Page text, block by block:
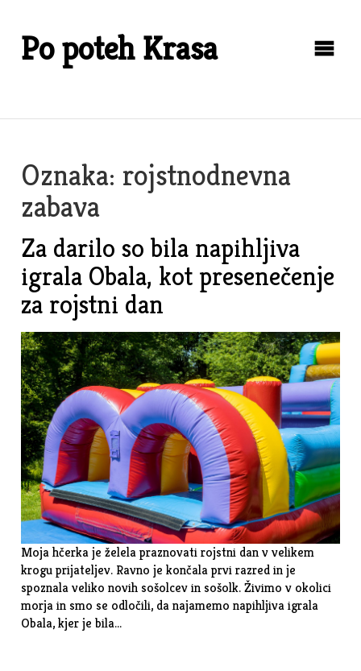
contentPo poteh Krasa
Oznaka: rojstnodnevna
zabava
Za darilo so bila napihljiva
igrala Obala, kot presenečenje
za rojstni dan
Moja hčerka je želela praznovati rojstni dan v velikem
krogu prijateljev. Ravno je končala prvi razred in je
spoznala veliko novih sošolcev in sošolk. Živimo v okolici
morja in smo se odločili, da najamemo napihljiva igrala
Obala, kjer je bila…